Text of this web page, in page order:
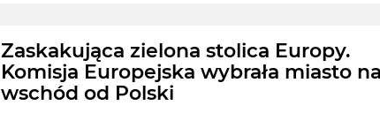
Zaskakująca zielona stolica Europy.
Komisja Europejska wybrała miasto
wschód od Polski